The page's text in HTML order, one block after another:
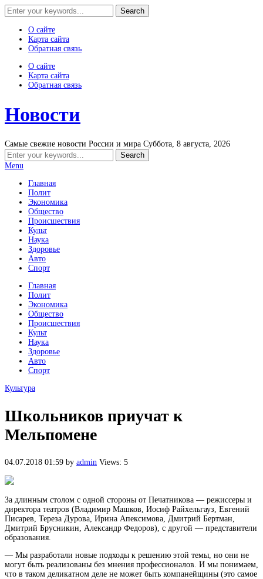
О сайте
Карта сайта
Обратная связь
О сайте
Карта сайта
Обратная связь
Новости
Самые свежие новости России и мира Суббота, 8 августа, 2026
Menu
Главная
Полит
Экономика
Общество
Происшествия
Культ
Наука
Здоровье
Авто
Спорт
Главная
Полит
Экономика
Общество
Происшествия
Культ
Наука
Здоровье
Авто
Спорт
Культура
Школьников приучат к
Мельпомене
04.07.2018 01:59 by admin Views: 5
За длинным столом с одной стороны от Печатникова — режиссеры и
директора театров (Владимир Машков, Иосиф Райхельгауз, Евгений
Писарев, Тереза Дурова, Ирина Апексимова, Дмитрий Бертман,
Дмитрий Брусникин, Александр Федоров), с другой — представители
образования.
— Мы разработали новые подходы к решению этой темы, но они не
могут быть реализованы без мнения профессионалов. И мы понимаем,
что в таком деликатном деле не может быть компанейщины (это самое